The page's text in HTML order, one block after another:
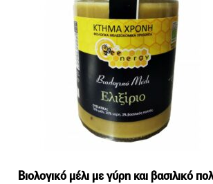
Βιολογικό μέλι με γύρη και βασιλικό